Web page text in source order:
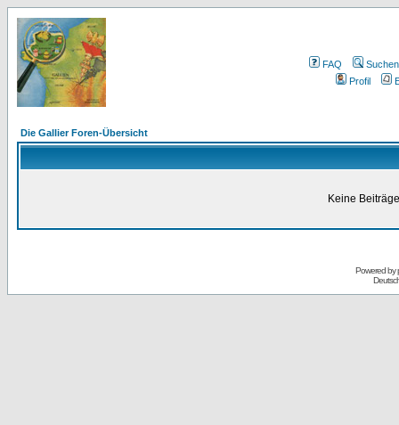
FAQ
Suchen
Profil
Die Gallier Foren-Übersicht
Keine
Powered by